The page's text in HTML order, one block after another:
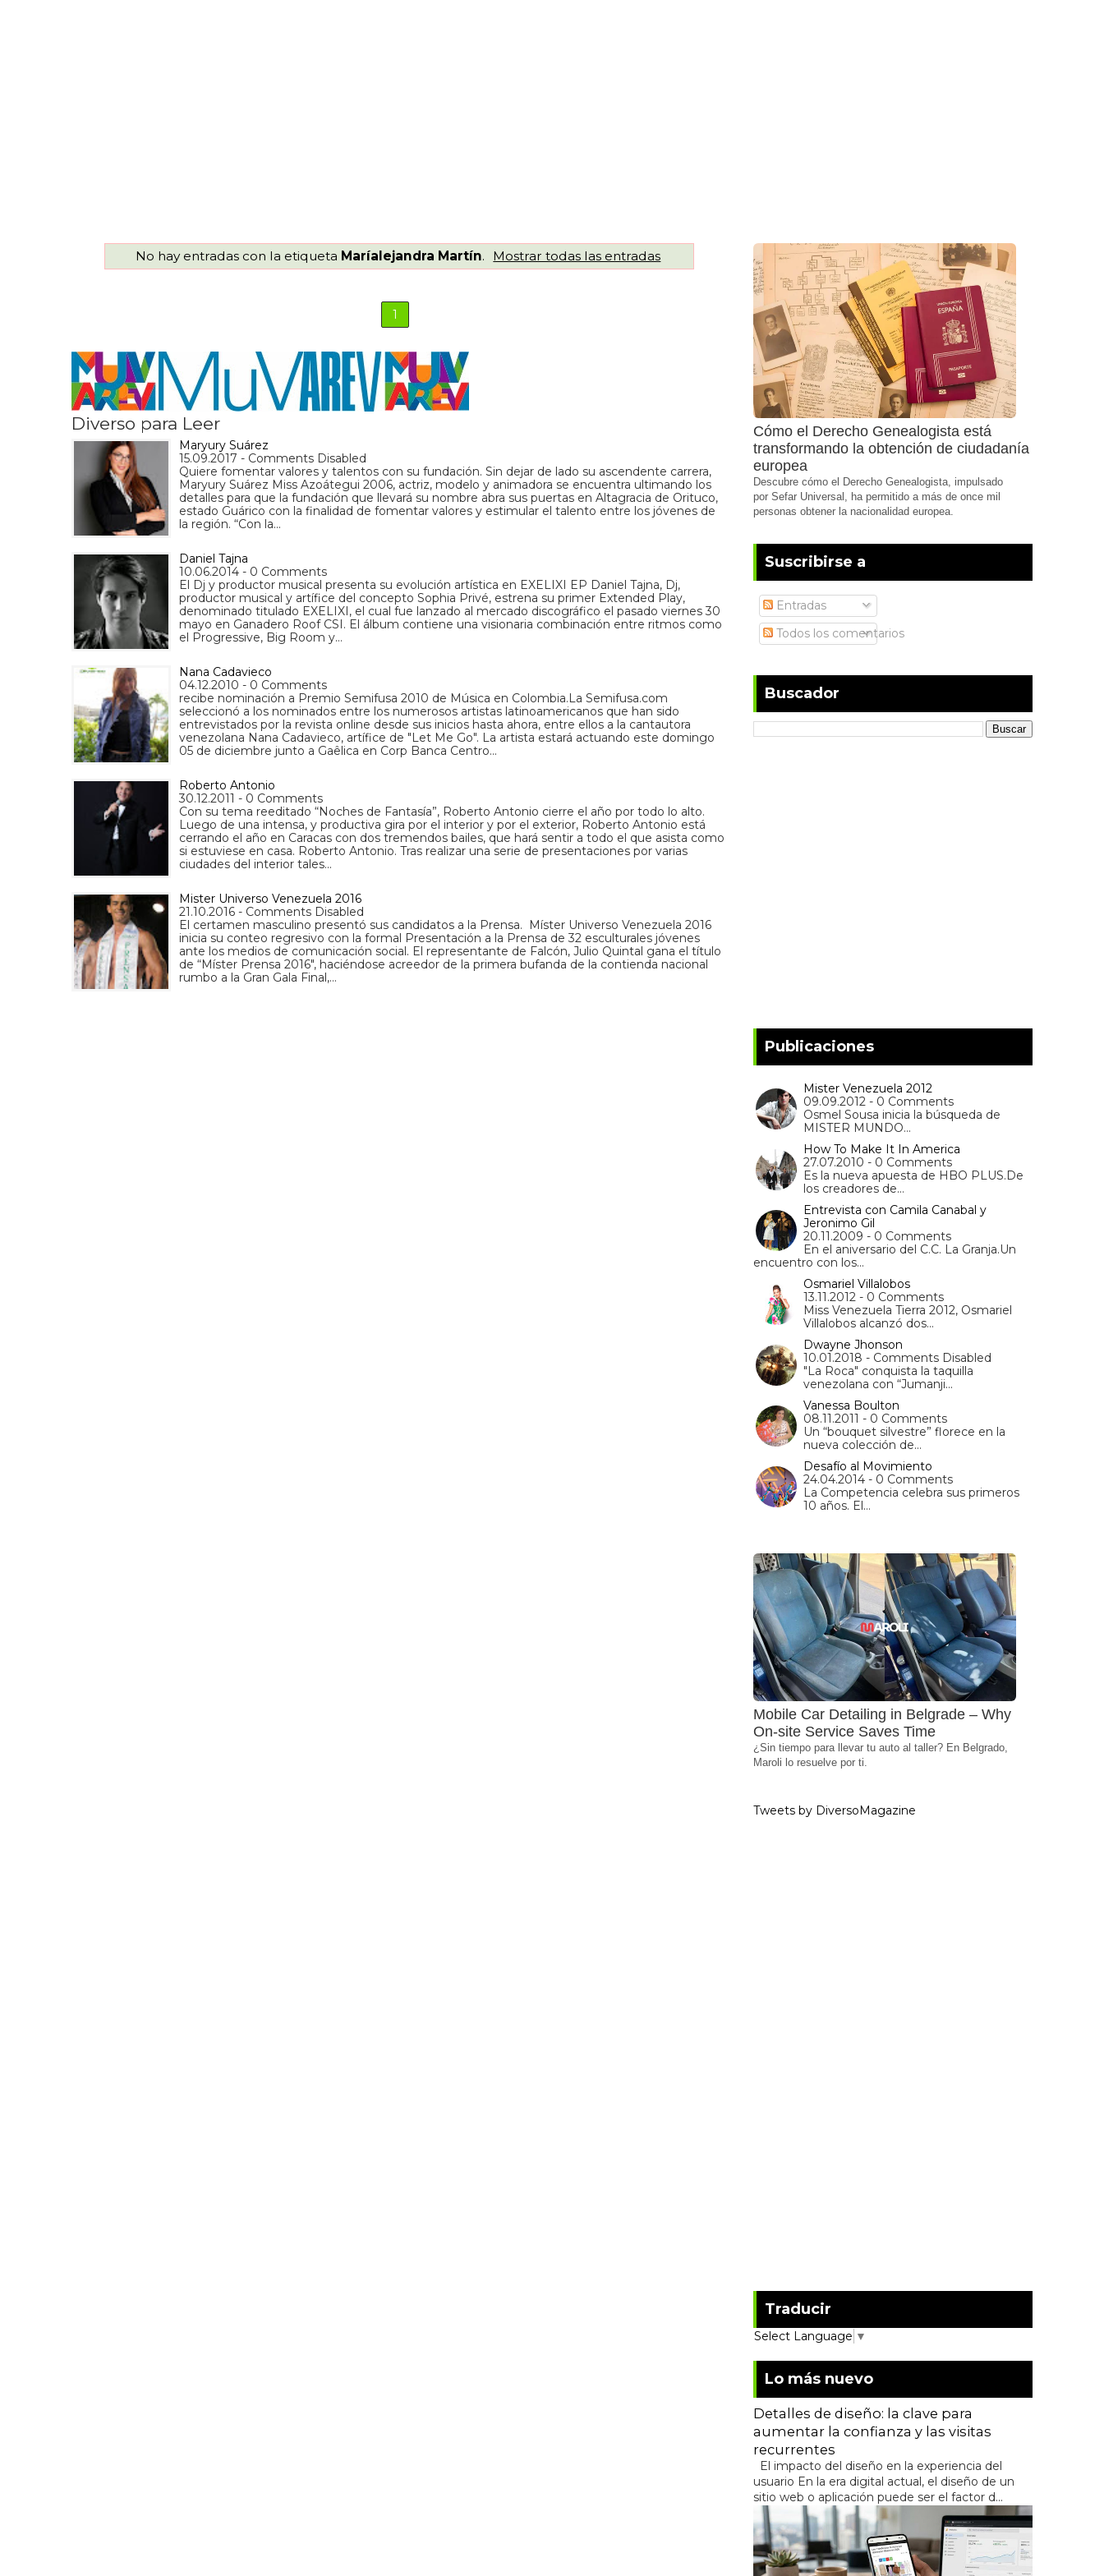
No hay entradas con la etiqueta Maríalejandra Martín. Mostrar todas las entradas
1
Diverso para Leer
Maryury Suárez
15.09.2017 - Comments Disabled
Quiere fomentar valores y talentos con su fundación. Sin dejar de lado su ascendente carrera,
Maryury Suárez Miss Azoátegui 2006, actriz, modelo y animadora se encuentra ultimando los
detalles para que la fundación que llevará su nombre abra sus puertas en Altagracia de Orituco,
estado Guárico con la finalidad de fomentar valores y estimular el talento entre los jóvenes de
la región. “Con la…
Daniel Tajna
10.06.2014 - 0 Comments
El Dj y productor musical presenta su evolución artística en EXELIXI EP Daniel Tajna, Dj,
productor musical y artífice del concepto Sophia Privé, estrena su primer Extended Play,
denominado titulado EXELIXI, el cual fue lanzado al mercado discográfico el pasado viernes 30
mayo en Ganadero Roof CSI. El álbum contiene una visionaria combinación entre ritmos como
el Progressive, Big Room y…
Nana Cadavieco
04.12.2010 - 0 Comments
recibe nominación a Premio Semifusa 2010 de Música en Colombia.La Semifusa.com
seleccionó a los nominados entre los numerosos artistas latinoamericanos que han sido
entrevistados por la revista online desde sus inicios hasta ahora, entre ellos a la cantautora
venezolana Nana Cadavieco, artífice de "Let Me Go". La artista estará actuando este domingo
05 de diciembre junto a Gaêlica en Corp Banca Centro…
Roberto Antonio
30.12.2011 - 0 Comments
Con su tema reeditado “Noches de Fantasía”, Roberto Antonio cierre el año por todo lo alto.
Luego de una intensa, y productiva gira por el interior y por el exterior, Roberto Antonio está
cerrando el año en Caracas con dos tremendos bailes, que hará sentir a todo el que asista como
si estuviese en casa. Roberto Antonio. Tras realizar una serie de presentaciones por varias
ciudades del interior tales…
Mister Universo Venezuela 2016
21.10.2016 - Comments Disabled
El certamen masculino presentó sus candidatos a la Prensa. Míster Universo Venezuela 2016
inicia su conteo regresivo con la formal Presentación a la Prensa de 32 esculturales jóvenes
ante los medios de comunicación social. El representante de Falcón, Julio Quintal gana el título
de “Míster Prensa 2016", haciéndose acreedor de la primera bufanda de la contienda nacional
rumbo a la Gran Gala Final,…
Cómo el Derecho Genealogista está
transformando la obtención de ciudadanía
europea
Descubre cómo el Derecho Genealogista, impulsado
por Sefar Universal, ha permitido a más de once mil
personas obtener la nacionalidad europea.
Suscribirse a
Entradas
Todos los comentarios
Buscador
Publicaciones
Mister Venezuela 2012
09.09.2012 - 0 Comments
Osmel Sousa inicia la búsqueda de
MISTER MUNDO…
How To Make It In America
27.07.2010 - 0 Comments
Es la nueva apuesta de HBO PLUS.De
los creadores de…
Entrevista con Camila Canabal y
Jeronimo Gil
20.11.2009 - 0 Comments
En el aniversario del C.C. La Granja.Un
encuentro con los…
Osmariel Villalobos
13.11.2012 - 0 Comments
Miss Venezuela Tierra 2012, Osmariel
Villalobos alcanzó dos…
Dwayne Jhonson
10.01.2018 - Comments Disabled
"La Roca" conquista la taquilla
venezolana con “Jumanji…
Vanessa Boulton
08.11.2011 - 0 Comments
Un “bouquet silvestre” florece en la
nueva colección de…
Desafío al Movimiento
24.04.2014 - 0 Comments
La Competencia celebra sus primeros
10 años. El…
Mobile Car Detailing in Belgrade – Why
On-site Service Saves Time
¿Sin tiempo para llevar tu auto al taller? En Belgrado,
Maroli lo resuelve por ti.
Tweets by DiversoMagazine
Traducir
Select Language ▼
Lo más nuevo
Detalles de diseño: la clave para
aumentar la confianza y las visitas
recurrentes
El impacto del diseño en la experiencia del
usuario En la era digital actual, el diseño de un
sitio web o aplicación puede ser el factor d...